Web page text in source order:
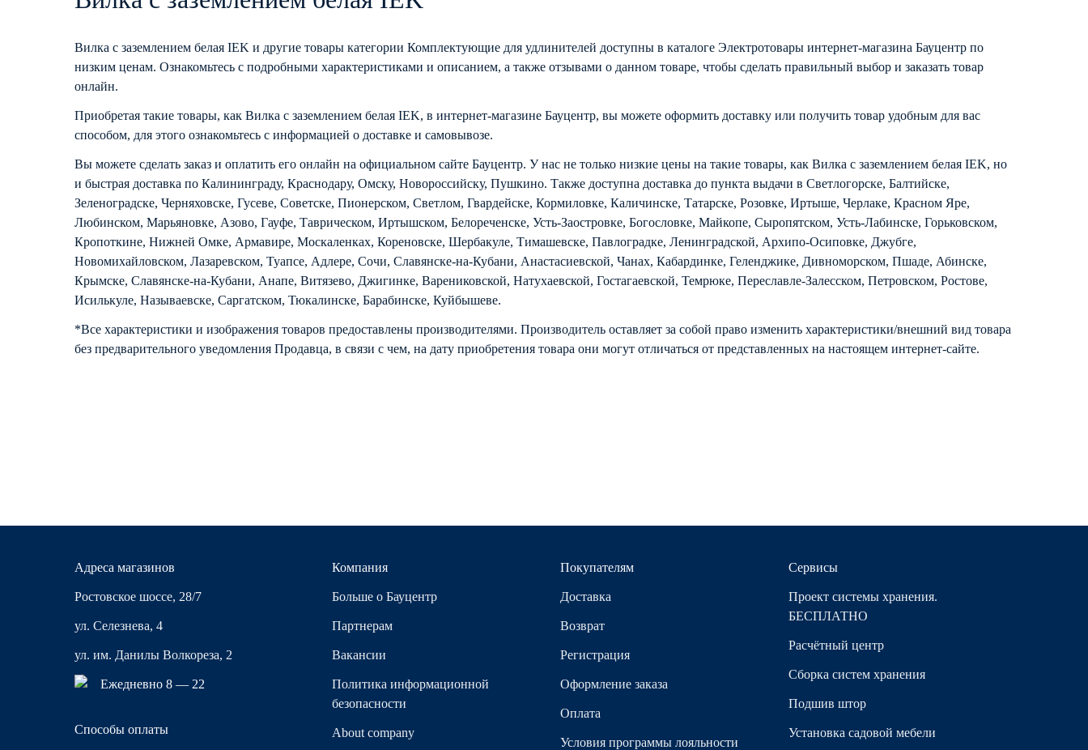
Вилка с заземлением белая IEK и другие товары категории Комплектующие для удлинителей доступны в каталоге Электротовары интернет-магазина Бауцентр по
низким ценам. Ознакомьтесь с подробными характеристиками и описанием, а также отзывами о данном товаре, чтобы сделать правильный выбор и заказать товар
онлайн.
Приобретая такие товары, как Вилка с заземлением белая IEK, в интернет-магазине Бауцентр, вы можете оформить доставку или получить товар удобным для вас
способом, для этого ознакомьтесь с информацией о доставке и самовывозе.
Вы можете сделать заказ и оплатить его онлайн на официальном сайте Бауцентр. У нас не только низкие цены на такие товары, как Вилка с заземлением белая IEK, но
и быстрая доставка по Калининграду, Краснодару, Омску, Новороссийску, Пушкино. Также доступна доставка до пункта выдачи в Светлогорске, Балтийске,
Зеленоградске, Черняховске, Гусеве, Советске, Пионерском, Светлом, Гвардейске, Кормиловке, Каличинске, Татарске, Розовке, Иртыше, Черлаке, Красном Яре,
Любинском, Марьяновке, Азово, Гауфе, Таврическом, Иртышском, Белореченске, Усть-Заостровке, Богословке, Майкопе, Сыропятском, Усть-Лабинске, Горьковском,
Кропоткине, Нижней Омке, Армавире, Москаленках, Кореновске, Шербакуле, Тимашевске, Павлоградке, Ленинградской, Архипо-Осиповке, Джубге,
Новомихайловском, Лазаревском, Туапсе, Адлере, Сочи, Славянске-на-Кубани, Анастасиевской, Чанах, Кабардинке, Геленджике, Дивноморском, Пшаде, Абинске,
Крымске, Славянске-на-Кубани, Анапе, Витязево, Джигинке, Варениковской, Натухаевской, Гостагаевской, Темрюке, Переславле-Залесском, Петровском, Ростове,
Исилькуле, Называевске, Саргатском, Тюкалинске, Барабинске, Куйбышеве.
*Все характеристики и изображения товаров предоставлены производителями. Производитель оставляет за собой право изменить характеристики/внешний вид товара
без предварительного уведомления Продавца, в связи с чем, на дату приобретения товара они могут отличаться от представленных на настоящем интернет-сайте.
Адреса магазинов
Ростовское шоссе, 28/7
ул. Селезнева, 4
ул. им. Данилы Волкореза, 2
Ежедневно 8 — 22
Способы оплаты
Компания
Больше о Бауцентр
Партнерам
Вакансии
Политика информационной
безопасности
About сompany
Покупателям
Доставка
Возврат
Регистрация
Оформление заказа
Оплата
Условия программы лояльности
Сервисы
Проект системы хранения.
БЕСПЛАТНО
Расчётный центр
Сборка систем хранения
Подшив штор
Установка садовой мебели